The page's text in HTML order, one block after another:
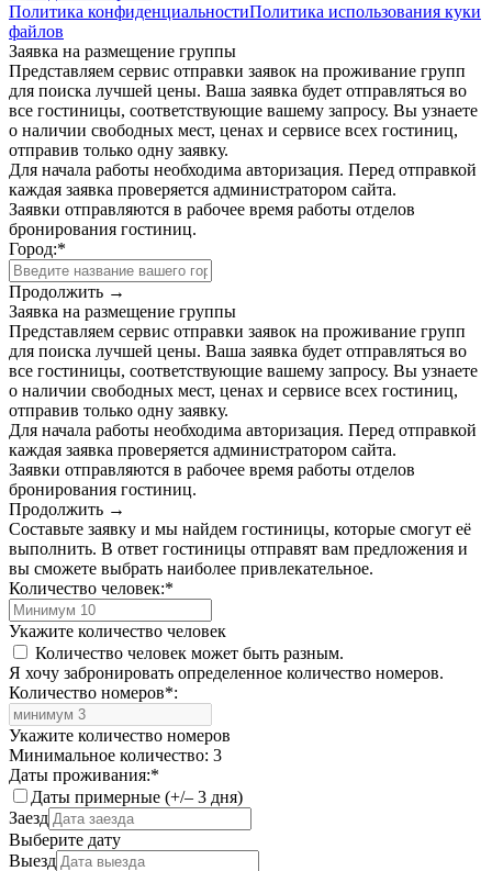
Политика конфиденциальностиПолитика использования куки
файлов
Заявка на размещение группы
Представляем сервис отправки заявок на проживание групп
для поиска лучшей цены. Ваша заявка будет отправляться во
все гостиницы, соответствующие вашему запросу. Вы узнаете
о наличии свободных мест, ценах и сервисе всех гостиниц,
отправив только одну заявку.
Для начала работы необходима авторизация. Перед отправкой
каждая заявка проверяется администратором сайта.
Заявки отправляются в рабочее время работы отделов
бронирования гостиниц.
Город:*
Продолжить →
Заявка на размещение группы
Представляем сервис отправки заявок на проживание групп
для поиска лучшей цены. Ваша заявка будет отправляться во
все гостиницы, соответствующие вашему запросу. Вы узнаете
о наличии свободных мест, ценах и сервисе всех гостиниц,
отправив только одну заявку.
Для начала работы необходима авторизация. Перед отправкой
каждая заявка проверяется администратором сайта.
Заявки отправляются в рабочее время работы отделов
бронирования гостиниц.
Продолжить →
Составьте заявку и мы найдем гостиницы, которые смогут её
выполнить. В ответ гостиницы отправят вам предложения и
вы сможете выбрать наиболее привлекательное.
Количество человек:*
Укажите количество человек
Количество человек может быть разным.
Я хочу забронировать определенное количество номеров.
Количество номеров*:
Укажите количество номеров
Минимальное количество: 3
Даты проживания:*
Даты примерные (+/– 3 дня)
Заезд
Выберите дату
Выезд